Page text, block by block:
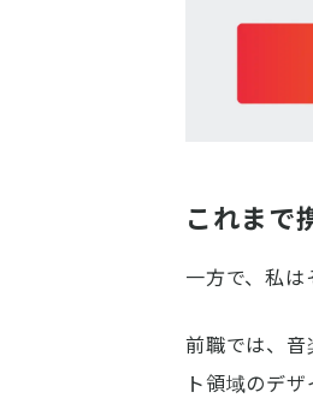
これまで
一方で、私は
前職では、音
ト領域のデ